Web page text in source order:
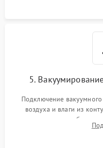
5.
Подключение
воздуха и влаги из
дозированным объемом
электронным весам.